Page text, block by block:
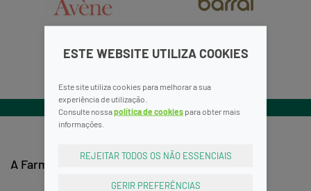
ESTE WEBSITE UTILIZA COOKIES
Este site utiliza cookies para melhorar a sua
experiência de utilização.
Consulte nossapolítica de cookies para obter mais
informações.
REJEITAR TODOS OS NÃO ESSENCIAIS
GERIR PREFERÊNCIAS
A Farmácia Informações